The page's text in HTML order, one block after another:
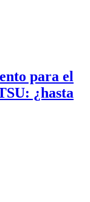
para el
¿hasta